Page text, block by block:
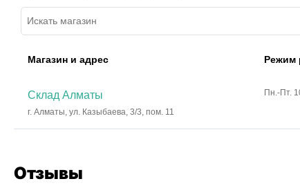
Магазин и адрес Режим
Склад Алматы
г. Алматы, ул. Казыбаева, 3/3, пом. 11
Пн.-Пт.
Отзывы